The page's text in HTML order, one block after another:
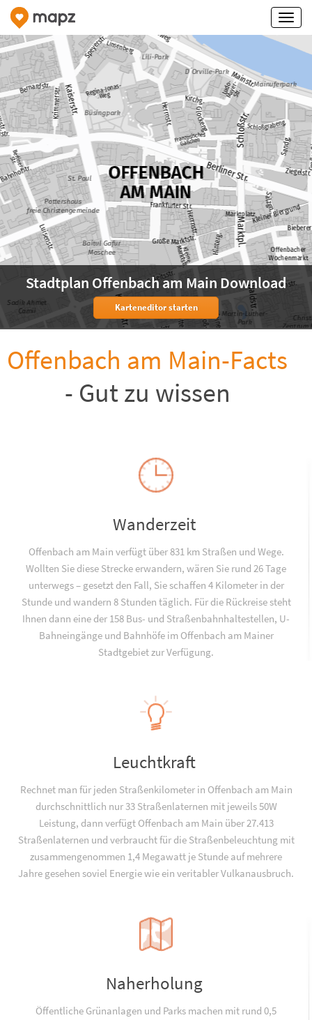
Stadtplan Offenbach am Main Download
Karteneditor starten
Offenbach am Main-Facts
- Gut zu wissen
Wanderzeit
Offenbach am Main verfügt über 831 km Straßen und Wege.
Wollten Sie diese Strecke erwandern, wären Sie rund 26 Tage
unterwegs – gesetzt den Fall, Sie schaffen 4 Kilometer in der
Stunde und wandern 8 Stunden täglich. Für die Rückreise steht
Ihnen dann eine der 158 Bus- und Straßenbahnhaltestellen, U-
Bahneingänge und Bahnhöfe im Offenbach am Mainer
Stadtgebiet zur Verfügung.
Leuchtkraft
Rechnet man für jeden Straßenkilometer in Offenbach am Main
durchschnittlich nur 33 Straßenlaternen mit jeweils 50W
Leistung, dann verfügt Offenbach am Main über 27.413
Straßenlaternen und verbraucht für die Straßenbeleuchtung mit
zusammengenommen 1,4 Megawatt je Stunde auf mehrere
Jahre gesehen soviel Energie wie ein veritabler Vulkanausbruch.
Naherholung
Öffentliche Grünanlagen und Parks machen mit rund 0,5